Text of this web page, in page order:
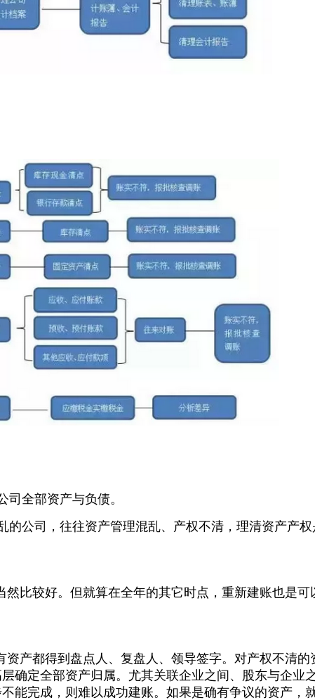
全部资产与负债。
的公司，往往资产管理混乱、产权不清，理清资产产权
然比较好。但就算在全年的其它时点，重新建账也是可
资产都得到盘点人、复盘人、领导签字。对产权不清的
确定全部资产归属。尤其关联企业之间、股东与企业之
能完成，则难以成功建账。如果是确有争议的资产，